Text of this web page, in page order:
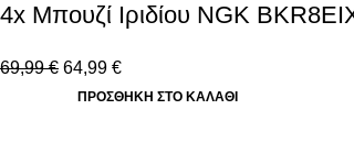
4x Μπουζί Ιριδίου NGK
69,99€ 64,99 €
ΠΡΟΣΘΉΚΗ ΣΤΟ ΚΑΛΆΘΙ